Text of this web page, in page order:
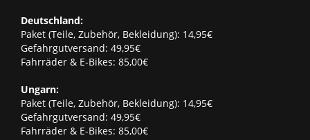
Deutschland:
Paket (Teile, Zubehör, Bekleidung): 14,95€
Gefahrgutversand: 49,95€
Fahrräder & E-Bikes: 85,00€
Ungarn:
Paket (Teile, Zubehör, Bekleidung): 14,95€
Gefahrgutversand: 49,95€
Fahrräder & E-Bikes: 85,00€